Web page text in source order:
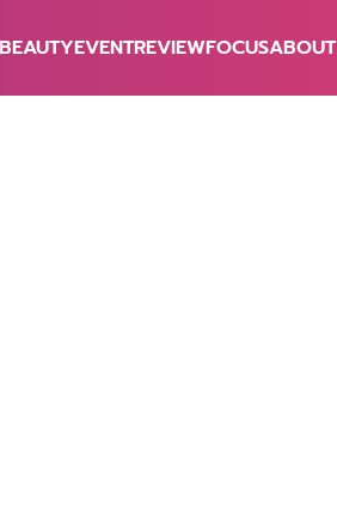
BEAUTYEVENTREVIEWFOCUSABOUT